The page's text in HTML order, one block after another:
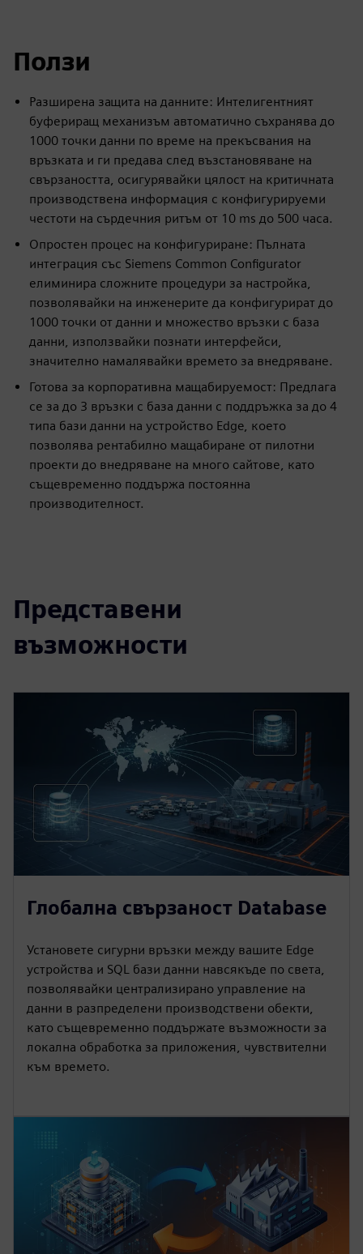
Ползи
Разширена защита на данните: Интелигентният
буфериращ механизъм автоматично съхранява до
1000 точки данни по време на прекъсвания на
връзката и ги предава след възстановяване на
свързаността, осигурявайки цялост на критичната
производствена информация с конфигурируеми
честоти на сърдечния ритъм от 10 ms до 500 часа.
Опростен процес на конфигуриране: Пълната
интеграция със Siemens Common Configurator
елиминира сложните процедури за настройка,
позволявайки на инженерите да конфигурират до
1000 точки от данни и множество връзки с база
данни, използвайки познати интерфейси,
значително намалявайки времето за внедряване.
Готова за корпоративна мащабируемост: Предлага
се за до 3 връзки с база данни с поддръжка за до 4
типа бази данни на устройство Edge, което
позволява рентабилно мащабиране от пилотни
проекти до внедряване на много сайтове, като
същевременно поддържа постоянна
производителност.
Представени
възможности
Глобална свързаност Database
Установете сигурни връзки между вашите Edge
устройства и SQL бази данни навсякъде по света,
позволявайки централизирано управление на
данни в разпределени производствени обекти,
като същевременно поддържате възможности за
локална обработка за приложения, чувствителни
към времето.